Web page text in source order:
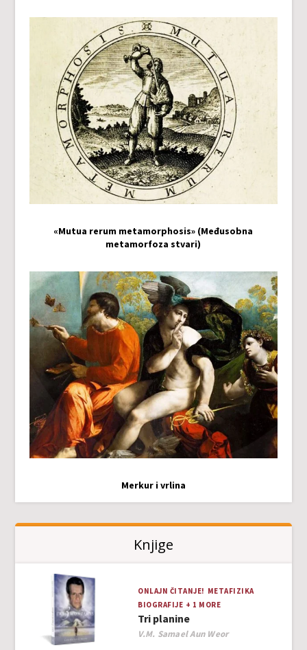
«Mutua rerum metamorphosis» (Međusobna
metamorfoza stvari)
Merkur i vrlina
Knjige
ONLAJN ČITANJE! METAFIZIKA
BIOGRAFIJE + 1 MORE
Tri planine
Author
V.M. Samael Aun Weor